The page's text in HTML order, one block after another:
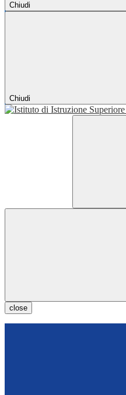
Chiudi
Chiudi
close